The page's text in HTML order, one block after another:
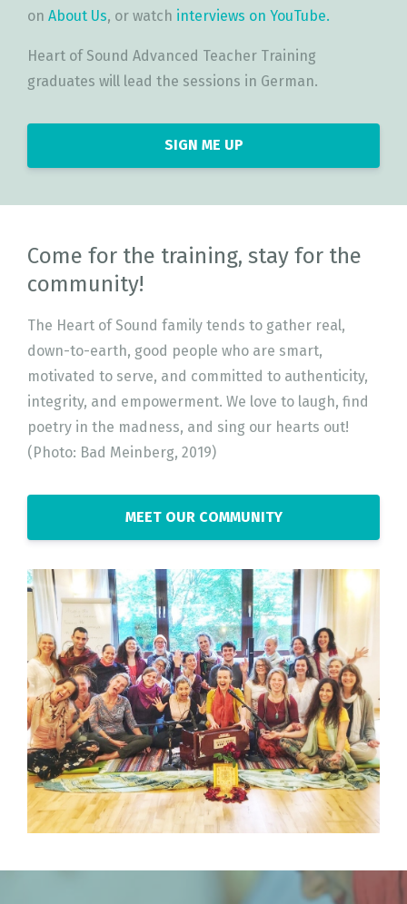
on About Us, or watch interviews on YouTube.
Heart of Sound Advanced Teacher Training
graduates will lead the sessions in German.
SIGN ME UP
Come for the training, stay for the
community!
The Heart of Sound family tends to gather real,
down-to-earth, good people who are smart,
motivated to serve, and committed to authenticity,
integrity, and empowerment. We love to laugh, find
poetry in the madness, and sing our hearts out!
(Photo: Bad Meinberg, 2019)
MEET OUR COMMUNITY